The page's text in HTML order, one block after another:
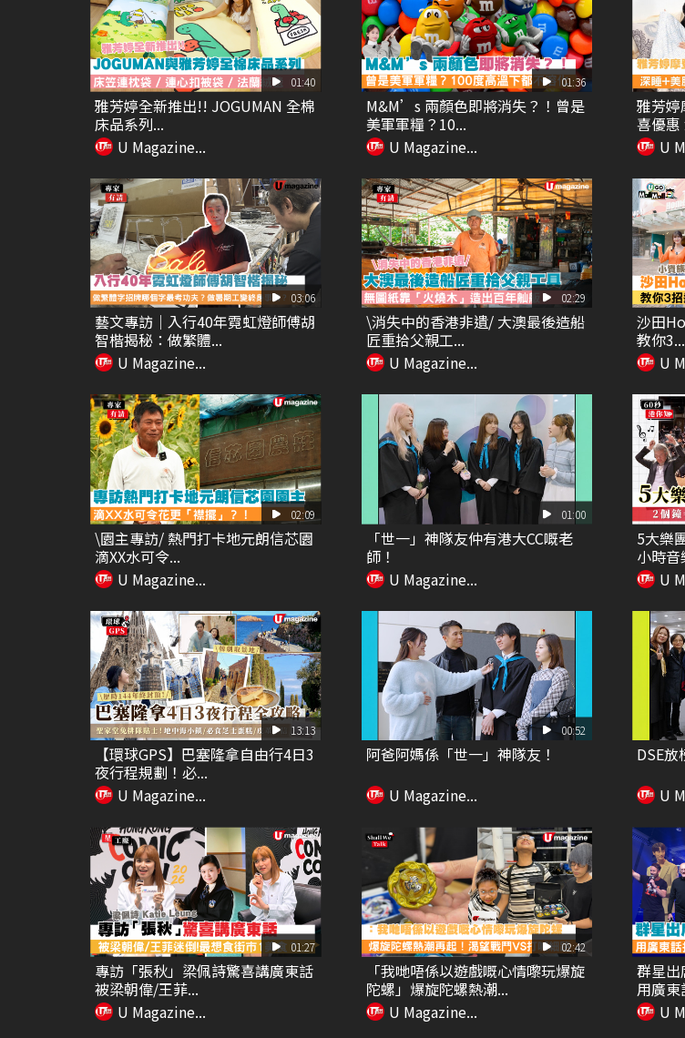
01:40
雅芳婷全新推出!! JOGUMAN 全棉
床品系列...
U Magazine...
01:36
M&M’s 兩顏色即將消失？！曾是
美軍軍糧？10...
U Magazine...
雅芳婷
喜優惠
U
03:06
藝文專訪｜入行40年霓虹燈師傅胡
智楷揭秘：做繁體...
U Magazine...
02:29
\消失中的香港非遺/ 大澳最後造船
匠重拾父親工...
U Magazine...
沙田
教你3...
U
02:09
\園主專訪/ 熱門打卡地元朗信芯園
滴XX水可令...
U Magazine...
01:00
「世一」神隊友仲有港大CC嘅老
師！
U Magazine...
5大樂
小時音
U
13:13
【環球GPS】巴塞隆拿自由行4日3
夜行程規劃！必...
U Magazine...
00:52
阿爸阿媽係「世一」神隊友！
U Magazine...
DSE放
U
01:27
專訪「張秋」梁佩詩驚喜講廣東話
被梁朝偉/王菲...
U Magazine...
02:42
「我哋唔係以遊戲嘅心情嚟玩爆旋
陀螺」爆旋陀螺熱潮...
U Magazine...
群星
用廣東
U